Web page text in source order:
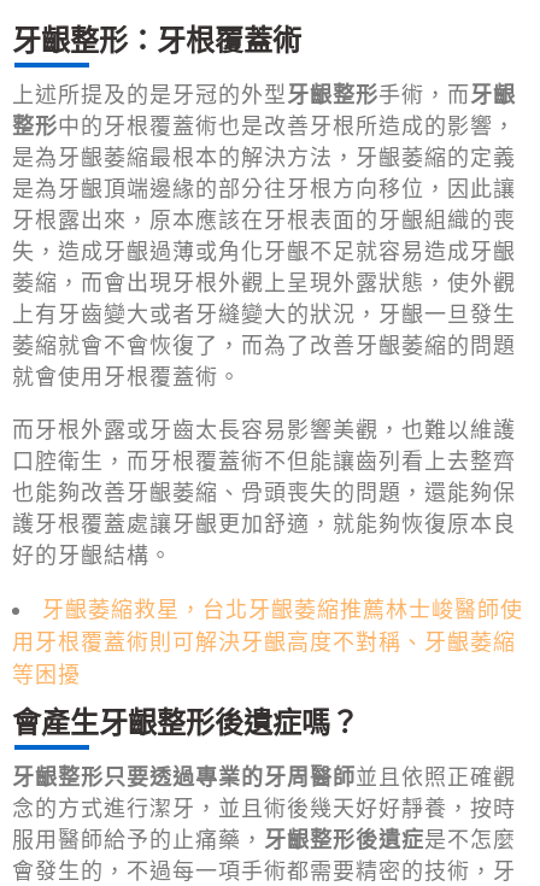
牙齦整形：牙根覆蓋術
上述所提及的是牙冠的外型牙齦整形手術，而牙齦
整形中的牙根覆蓋術也是改善牙根所造成的影響，
是為牙齦萎縮最根本的解決方法，牙齦萎縮的定義
是為牙齦頂端邊緣的部分往牙根方向移位，因此讓
牙根露出來，原本應該在牙根表面的牙齦組織的喪
失，造成牙齦過薄或角化牙齦不足就容易造成牙齦
萎縮，而會出現牙根外觀上呈現外露狀態，使外觀
上有牙齒變大或者牙縫變大的狀況，牙齦一旦發生
萎縮就會不會恢復了，而為了改善牙齦萎縮的問題
就會使用牙根覆蓋術。
而牙根外露或牙齒太長容易影響美觀，也難以維護
口腔衛生，而牙根覆蓋術不但能讓齒列看上去整齊
也能夠改善牙齦萎縮、骨頭喪失的問題，還能夠保
護牙根覆蓋處讓牙齦更加舒適，就能夠恢復原本良
好的牙齦結構。
牙齦萎縮救星，台北牙齦萎縮推薦林士峻醫師使
用牙根覆蓋術則可解決牙齦高度不對稱、牙齦萎縮
等困擾
會產生牙齦整形後遺症嗎？
牙齦整形只要透過專業的牙周醫師並且依照正確觀
念的方式進行潔牙，並且術後幾天好好靜養，按時
服用醫師給予的止痛藥， 牙齦整形後遺症是不怎麼
會發生的，不過每一項手術都需要精密的技術，牙